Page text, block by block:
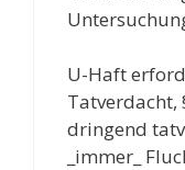
U-Haft
Tatverdacht,
dringend
_immer_